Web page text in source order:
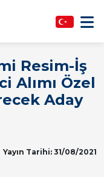
Resim-İş
Alımı Özel
Aday
Yayın Tarihi: 31/08/2021